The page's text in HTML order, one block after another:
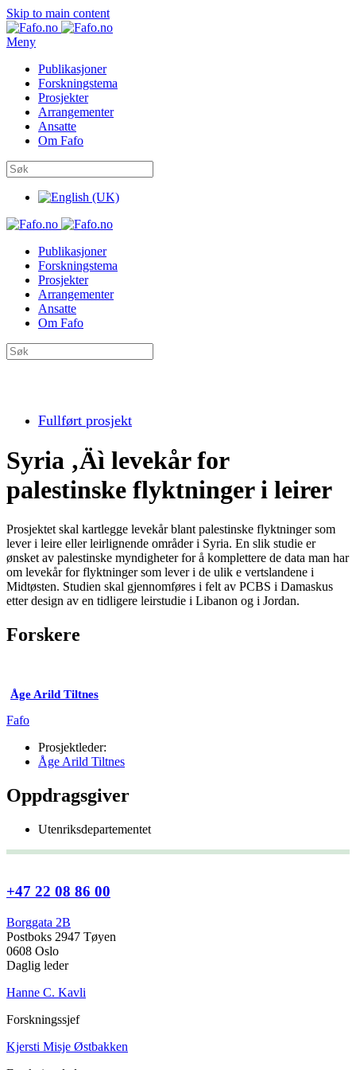
Skip to main content
Meny
Publikasjoner
Forskningstema
Prosjekter
Arrangementer
Ansatte
Om Fafo
Publikasjoner
Forskningstema
Prosjekter
Arrangementer
Ansatte
Om Fafo
Fullført prosjekt
Syria ‚Äì levekår for
palestinske flyktninger i leirer
Prosjektet skal kartlegge levekår blant palestinske flyktninger som
lever i leire eller leirlignende områder i Syria. En slik studie er
ønsket av palestinske myndigheter for å komplettere de data man har
om levekår for flyktninger som lever i de ulik e vertslandene i
Midtøsten. Studien skal gjennomføres i felt av PCBS i Damaskus
etter design av en tidligere leirstudie i Libanon og i Jordan.
Forskere
Åge Arild Tiltnes
Fafo
Prosjektleder:
Åge Arild Tiltnes
Oppdragsgiver
Utenriksdepartementet
+47 22 08 86 00
Borggata 2B
Postboks 2947 Tøyen
0608 Oslo
Daglig leder
Hanne C. Kavli
Forskningssjef
Kjersti Misje Østbakken